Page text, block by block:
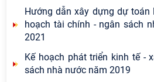
Hướng dẫn xây dựng dự toán
hoạch tài chính - ngân sách
2021
Kế hoạch phát triển kinh tế -
sách nhà nước năm 2019